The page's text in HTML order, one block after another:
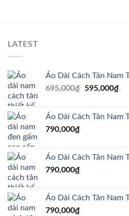
LATEST
Áo Dài Cách Tân Nam
695,000₫
Giá
695,000₫.
595,000₫Giá
là:
Áo Dài Cách Tân Nam
790,000₫
Áo Dài Cách Tân Nam
790,000₫
Áo Dài Cách Tân Nam
790,000₫